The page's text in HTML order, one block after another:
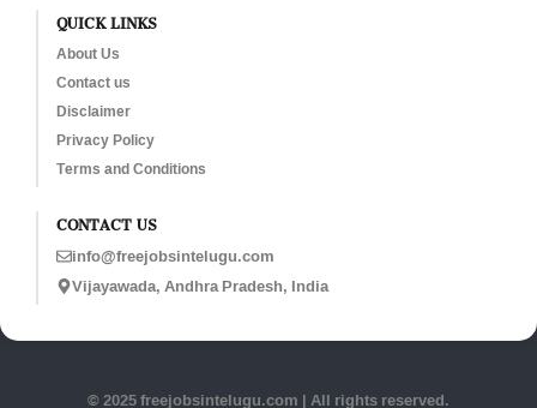
QUICK LINKS
About Us
Contact us
Disclaimer
Privacy Policy
Terms and Conditions
CONTACT US
info@freejobsintelugu.com
Vijayawada, Andhra Pradesh, India
© 2025 freejobsintelugu.com | All rights reserved.